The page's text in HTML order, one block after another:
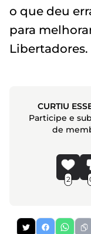
o que deu
para
Libertadores.
CURTIU
Participe e
de
2